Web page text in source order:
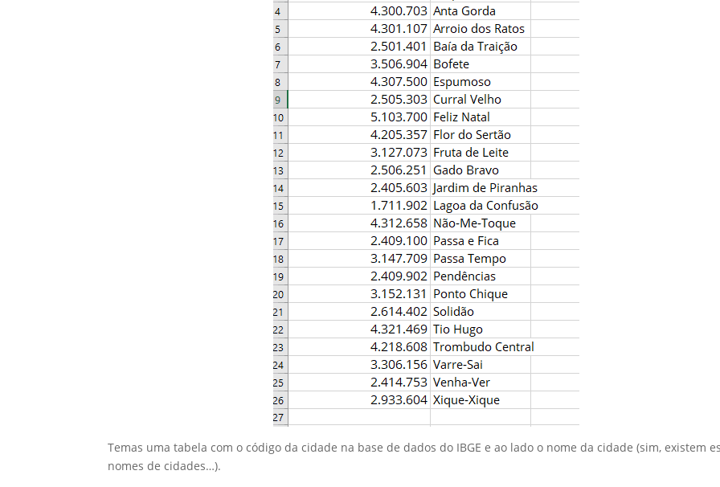
Temas uma tabela com o código da cidade na base de dados do IBGE e ao lado o nome da cidade (sim, existem
nomes de cidades…).